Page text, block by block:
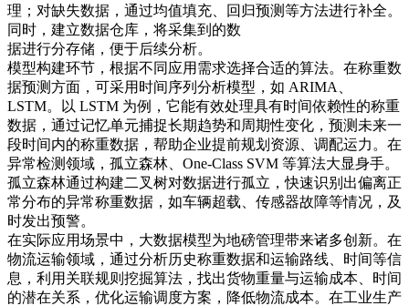
理；对缺失数据，通过均值填充、回归预测等方法进行补全。
同时，建立数据仓库，将采集到的数​
据进行分存储，便于后续分析。​
模型构建环节，根据不同应用需求选择合适的算法。在称重数
据预测方面，可采用时间序列分析模型，如 ARIMA、
LSTM。以 LSTM 为例，它能有效处理具有时间依赖性的称重
数据，通过记忆单元捕捉长期趋势和周期性变化，预测未来一
段时间内的称重数据，帮助企业提前规划资源、调配运力。在
异常检测领域，孤立森林、One-Class SVM 等算法大显身手。
孤立森林通过构建二叉树对数据进行孤立，快速识别出偏离正
常分布的异常称重数据，如车辆超载、传感器故障等情况，及
时发出预警。​
在实际应用场景中，大数据模型为地磅管理带来诸多创新。在
物流运输领域，通过分析历史称重数据和运输路线、时间等信
息，利用关联规则挖掘算法，找出货物重量与运输成本、时间
的潜在关系，优化运输调度方案，降低物流成本。在工业生产